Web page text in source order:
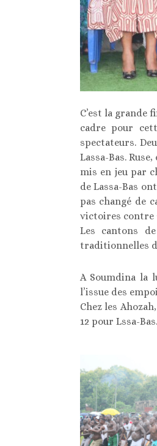
C’est la grande
cadre pour
spectateurs.
Lassa-Bas.
mis en jeu par
de Lassa-Bas
pas changé de
victoires contre
Les cantons
traditionnelles
A Soumdina la
l’issue des
Chez les
12 pour Lssa-Bas.